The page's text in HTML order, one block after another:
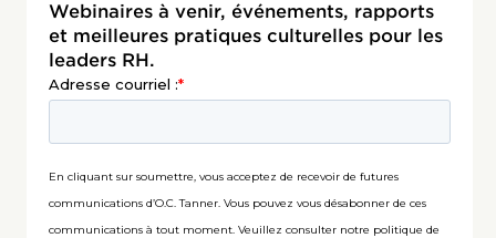
Webinaires à venir, événements, rapports
et meilleures pratiques culturelles pour les
leaders RH.